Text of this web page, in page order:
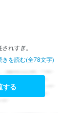
れすぎ。
きを読む(全78文字)
する